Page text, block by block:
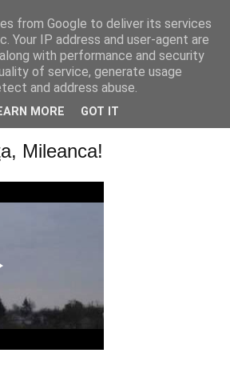
online de informație și opinie;
Mileanca!
from Google to deliver its services
Your IP address and user-agent are
with performance and security
of service, generate usage
and address abuse.
MORE GOT IT